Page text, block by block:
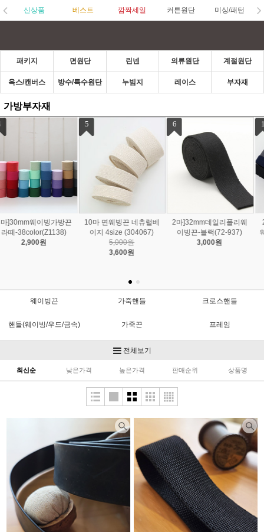
신상품 베스트 깜짝세일 커튼원단 미싱/패턴
패키지 면원단 린넨 의류원단 계절원단
옥스/캔버스 방수/특수원단 누빔지 레이스 부자재
가방부자재
2마 30mm 아크릴 고급
웨이빙끈 21color 27588
6
2개 47mm 토이 와이어
키링 8color 56-048
1,400원
2마 면웨빙끈 네츄럴베이
지 4size 873259
1,000원
웨이빙끈 가죽핸들 크로스핸들
핸들(웨이빙/우드/금속) 가죽끈 프레임
키링/키홀더
장식부속
전체보기
최신순 낮은가격 높은가격 판매순위 상품명